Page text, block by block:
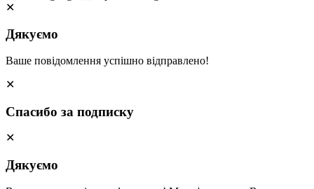
✕
Дякуємо
Ваше повідомлення успішно відправлено!
✕
Спасибо за подписку
✕
Дякуємо